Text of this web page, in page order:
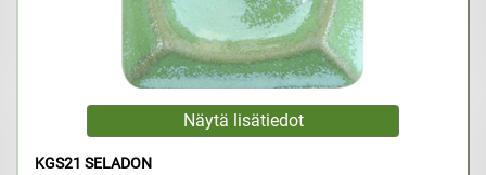
KGS21 SELADON